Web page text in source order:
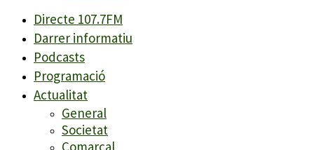
Directe 107.7FM
Darrer informatiu
Podcasts
Programació
Actualitat
General
Societat
Comarcal